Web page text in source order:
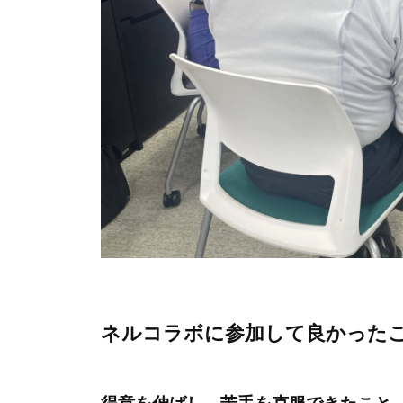
ネルコラボに参加して良かった